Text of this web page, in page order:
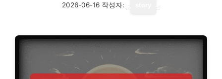
2026-06-16 작성자: